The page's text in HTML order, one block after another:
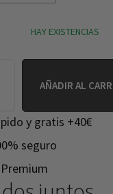
HAY EXISTENCIAS
AÑADIR AL
y gratis +40€
seguro